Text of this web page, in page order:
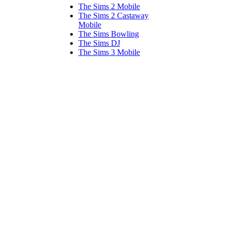
The Sims 2 Mobile
The Sims 2 Castaway
Mobile
The Sims Bowling
The Sims DJ
The Sims 3 Mobile